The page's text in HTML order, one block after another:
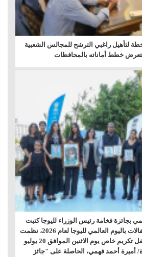
لتأهيل راغبي الترشح للمجالس الشعبية
خطط أماناته بالمحافظات
بجائزة فخامة رئيس الوزراء لليوجا كتبت
شيماء فايد في إطار الاحتفالات باليوم العالمي لليوجا لعام 2026، نظمت
سفارة الهند بالقاهرة حفل تكريم خاص يوم الاثنين الموافق 20 يوليو